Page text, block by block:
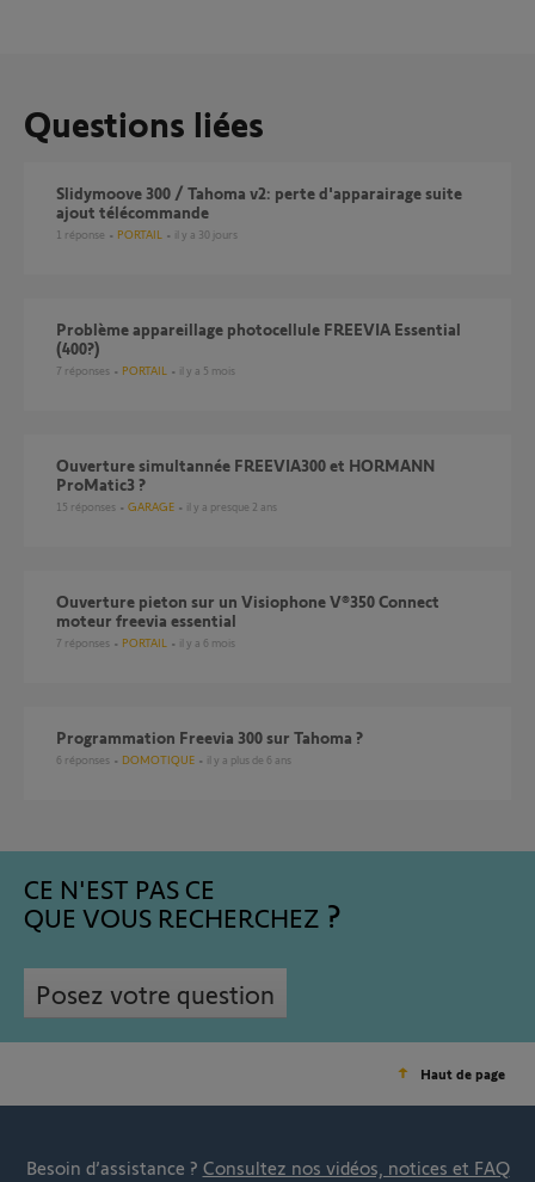
Questions liées
Slidymoove 300 / Tahoma v2: perte d'apparairage suite
ajout télécommande
1 réponse PORTAIL il y a 30 jours
Problème appareillage photocellule FREEVIA Essential
(400?)
7 réponses PORTAIL il y a 5 mois
Ouverture simultannée FREEVIA300 et HORMANN
ProMatic3 ?
15 réponses GARAGE il y a presque 2 ans
Ouverture pieton sur un Visiophone V®350 Connect
moteur freevia essential
7 réponses PORTAIL il y a 6 mois
Programmation Freevia 300 sur Tahoma ?
6 réponses DOMOTIQUE il y a plus de 6 ans
CE N'EST PAS CE
QUE VOUS RECHERCHEZ
Posez votre question
Haut de page
Besoin d’assistance ? Consultez nos vidéos, notices et FAQ